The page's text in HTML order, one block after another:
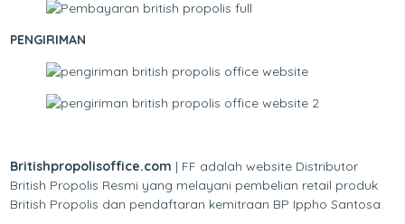
PENGIRIMAN
Britishpropolisoffice.com | FF adalah website Distributor
British Propolis Resmi yang melayani pembelian retail produk
British Propolis dan pendaftaran kemitraan BP Ippho Santosa.